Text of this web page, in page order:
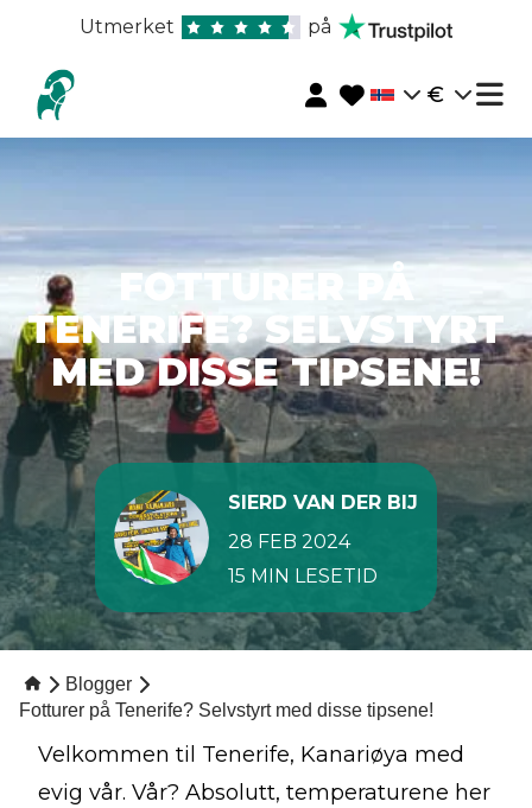
Utmerket på
€
FOTTURER PÅ
TENERIFE? SELVSTYRT
MED DISSE TIPSENE!
SIERD VAN DER BIJ
28 FEB 2024
15 MIN LESETID
Blogger
Fotturer på Tenerife? Selvstyrt med disse tipsene!
Velkommen til Tenerife, Kanariøya med
evig vår. Vår? Absolutt, temperaturene her